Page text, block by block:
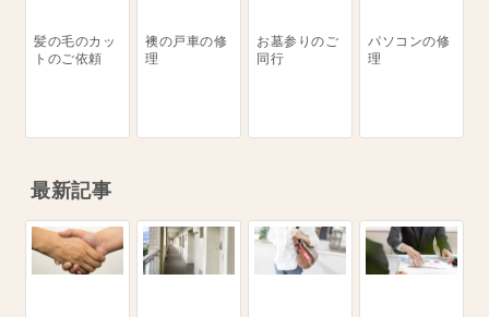
髪の毛のカッ
トのご依頼
襖の戸車の修
理
お墓参りのご
同行
パソコンの修
理
最新記事